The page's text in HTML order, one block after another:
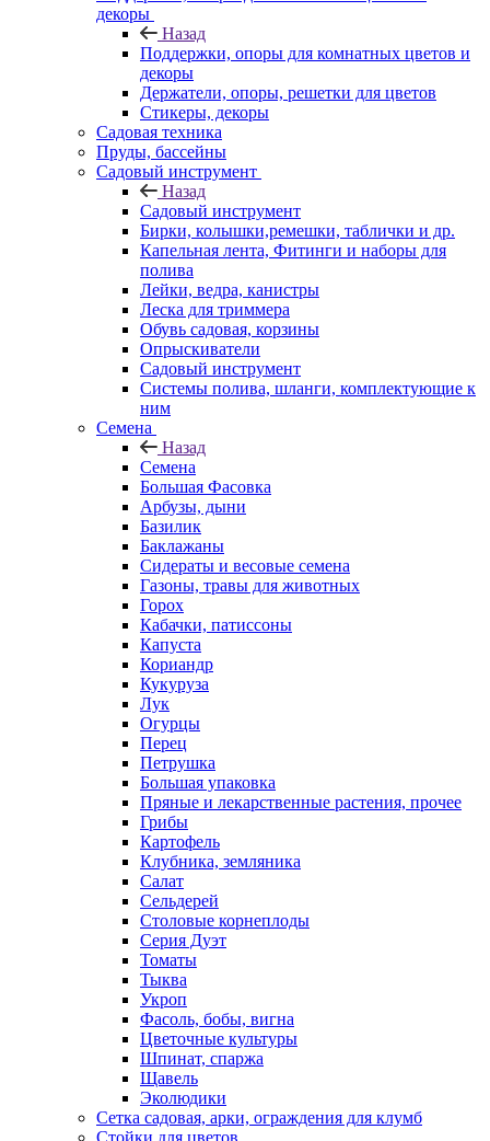
декоры
Назад
Поддержки, опоры для комнатных цветов и
декоры
Держатели, опоры, решетки для цветов
Стикеры, декоры
Садовая техника
Пруды, бассейны
Садовый инструмент
Назад
Садовый инструмент
Бирки, колышки,ремешки, таблички и др.
Капельная лента, Фитинги и наборы для
полива
Лейки, ведра, канистры
Леска для триммера
Обувь садовая, корзины
Опрыскиватели
Садовый инструмент
Системы полива, шланги, комплектующие к
ним
Семена
Назад
Семена
Большая Фасовка
Арбузы, дыни
Базилик
Баклажаны
Сидераты и весовые семена
Газоны, травы для животных
Горох
Кабачки, патиссоны
Капуста
Кориандр
Кукуруза
Лук
Огурцы
Перец
Петрушка
Большая упаковка
Пряные и лекарственные растения, прочее
Грибы
Картофель
Клубника, земляника
Салат
Сельдерей
Столовые корнеплоды
Серия Дуэт
Томаты
Тыква
Укроп
Фасоль, бобы, вигна
Цветочные культуры
Шпинат, спаржа
Щавель
Эколюдики
Сетка садовая, арки, ограждения для клумб
Стойки для цветов